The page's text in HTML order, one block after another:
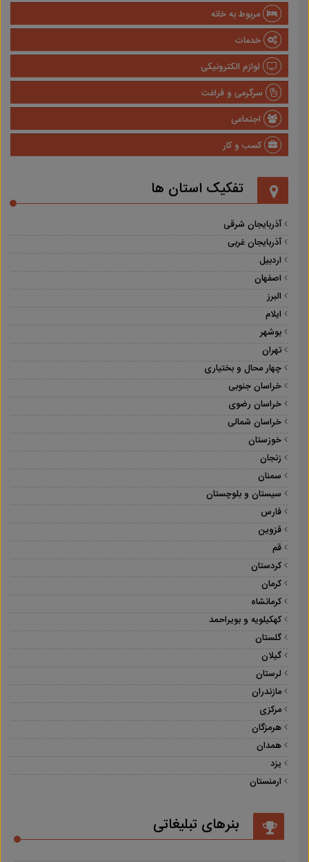
مربوط به خانه
خدمات
لوازم الکترونیکی
سرگرمی و فراغت
اجتماعی
کسب و کار
تفکیک استان ها
آذربایجان شرقی
آذربایجان غربی
اردبیل
اصفهان
البرز
ایلام
بوشهر
تهران
چهار محال و بختیاری
خراسان جنوبی
خراسان رضوی
خراسان شمالی
خوزستان
زنجان
سمنان
سیستان و بلوچستان
فارس
قزوین
قم
کردستان
کرمان
کرمانشاه
کهکیلویه و بویراحمد
گلستان
گیلان
لرستان
مازندران
مرکزی
هرمزگان
همدان
یزد
ارمنستان
بنرهای تبلیغاتی